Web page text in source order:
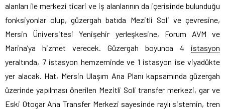
alanları ile merkezi ticari ve iş alanlarının da içerisinde bulunduğu
fonksiyonlar olup, güzergah batıda Mezitli Soli ve çevresine,
Mersin Üniversitesi Yenişehir yerleşkesine, Forum AVM ve
Marina’ya hizmet verecek. Güzergah boyunca 4 istasyon
yeraltında, 7 istasyon hemzeminde ve 1 istasyon ise viyadükte
yer alacak. Hat, Mersin Ulaşım Ana Planı kapsamında güzergah
üzerinde yapılması önerilen Mezitli Soli transfer merkezi, gar ve
Eski Otogar Ana Transfer Merkezi sayesinde raylı sistemin, tren